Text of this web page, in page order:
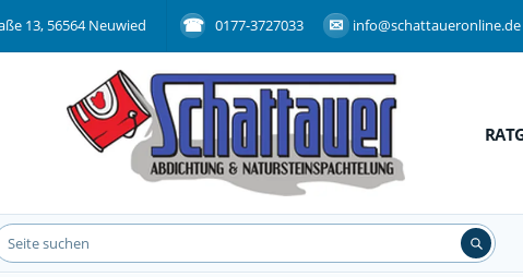
13, 56564 Neuwied 0177-3727033 info@schattaueronline.de